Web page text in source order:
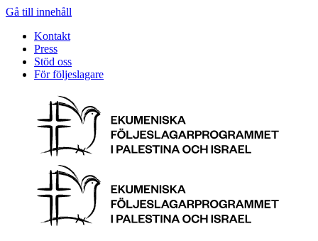
Gå till innehåll
Kontakt
Press
Stöd oss
För följeslagare